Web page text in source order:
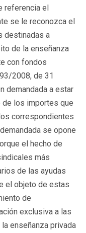
referencia el
se le reconozca el
destinadas a
de la enseñanza
con fondos
2008, de 31
demandada a estar
de los importes que
correspondientes
se opone
el hecho de
más
de las ayudas
el objeto de estas
de
exclusiva a las
enseñanza privada